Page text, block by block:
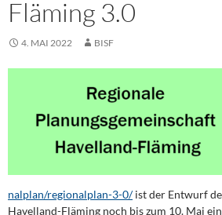
Fläming 3.0
4. MAI 2022 BISF
nalplan/regionalplan-3-0/ist der Entwurf
Havelland-Fläming noch bis zum 10. Mai